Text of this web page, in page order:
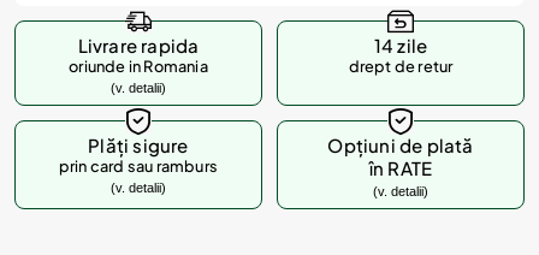
Livrare rapida
oriunde in Romania
(v. detalii)
14 zile
drept de retur
Plăți sigure
prin card sau ramburs
(v. detalii)
Opțiuni de plată
în RATE
(v. detalii)